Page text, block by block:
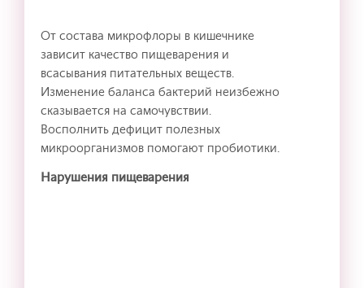
От состава микрофлоры в кишечнике
зависит качество пищеварения и
всасывания питательных веществ.
Изменение баланса бактерий неизбежно
сказывается на самочувствии.
Восполнить дефицит полезных
микроорганизмов помогают пробиотики.
Нарушения пищеварения